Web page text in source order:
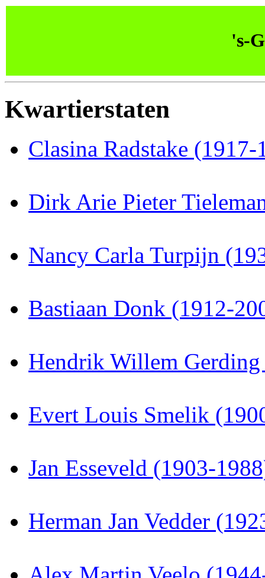
's-
Kwartierstaten
Clasina Radstake
Dirk Arie Pieter
Nancy Carla Turpijn
Bastiaan Donk (1912-
Hendrik Willem
Evert Louis Smelik
Jan Esseveld (1903-
Herman Jan Vedder